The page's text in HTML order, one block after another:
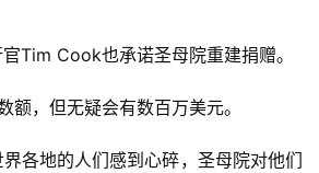
Tim Cook也承诺圣母院重建捐赠。
，但无疑会有数百万美元。
各地的人们感到心碎，圣母院对他们